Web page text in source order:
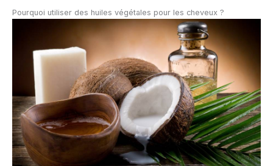
Pourquoi utiliser des huiles végétales pour les cheveux ?